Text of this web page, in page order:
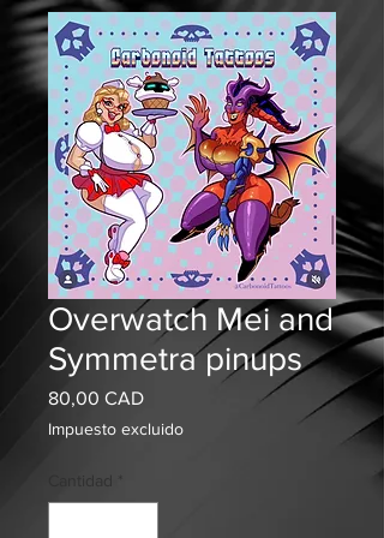
Overwatch Mei and
Symmetra pinups
80,00 CADPrecio
Impuesto excluido
*